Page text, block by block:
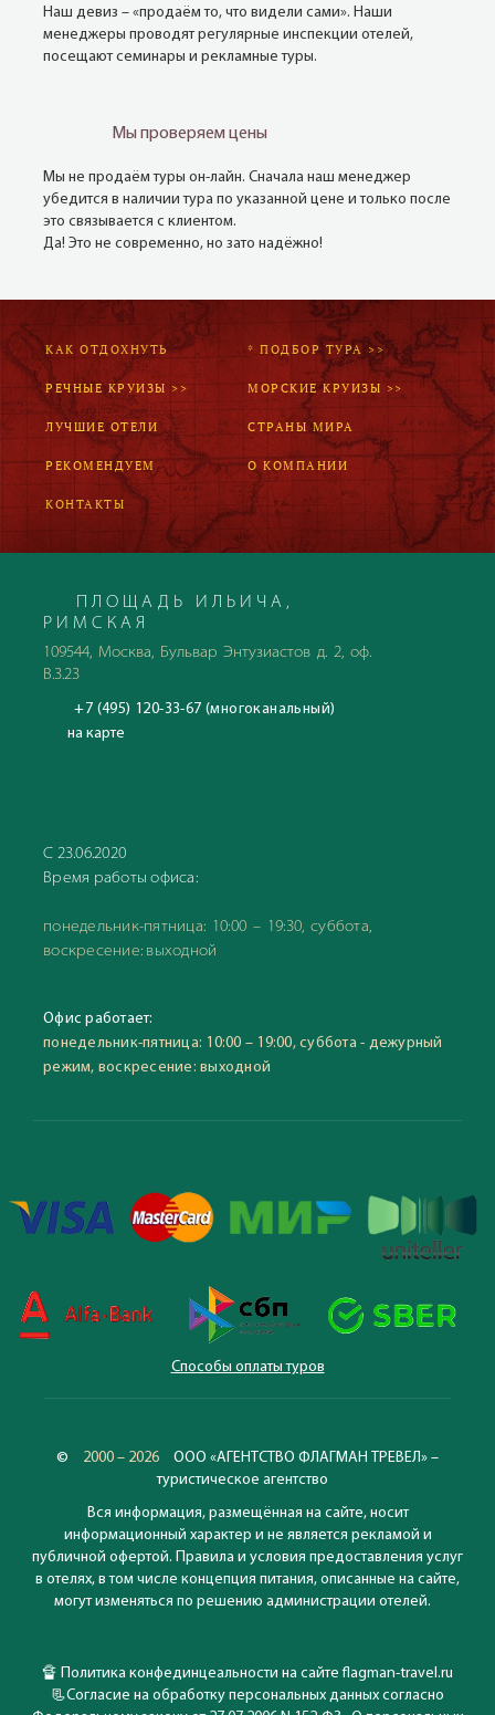
Наш девиз – «продаём то, что видели сами». Наши
менеджеры проводят регулярные инспекции отелей,
посещают семинары и рекламные туры.
Мы проверяем цены
Мы не продаём туры он-лайн. Сначала наш менеджер
убедится в наличии тура по указанной цене и только после
это связывается с клиентом.
Да! Это не современно, но зато надёжно!
КАК ОТДОХНУТЬ * ПОДБОР ТУРА >>
РЕЧНЫЕ КРУИЗЫ >> МОРСКИЕ КРУИЗЫ >>
ЛУЧШИЕ ОТЕЛИ СТРАНЫ МИРА
РЕКОМЕНДУЕМ О КОМПАНИИ
КОНТАКТЫ
ПЛОЩАДЬ ИЛЬИЧА,
РИМСКАЯ
109544, Москва, Бульвар Энтузиастов д. 2, оф.
В.3.23
+7 (495) 120-33-67 (многоканальный)
на карте
С 23.06.2020
Время работы офиса:
понедельник-пятница: 10:00 – 19:30, суббота,
воскресение: выходной
Офис работает:
понедельник-пятница: 10:00 – 19:00, суббота - дежурный
режим, воскресение: выходной
Способы оплаты туров
© 2000 – 2026
ООО «АГЕНТСТВО ФЛАГМАН ТРЕВЕЛ» –
туристическое агентство
Вся информация, размещённая на сайте, носит
информационный характер и не является рекламой и
публичной офертой. Правила и условия предоставления услуг
в отелях, в том числе концепция питания, описанные на сайте,
могут изменяться по решению администрации отелей.
🔏 Политика конфединцеальности на сайте flagman-travel.ru
📃Согласие на обработку персональных данных согласно